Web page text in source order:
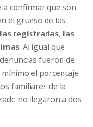
a confirmar que son
el grueso de las
registradas, las
. Al igual que
fueron de
el porcentaje
familiares de la
no llegaron a dos